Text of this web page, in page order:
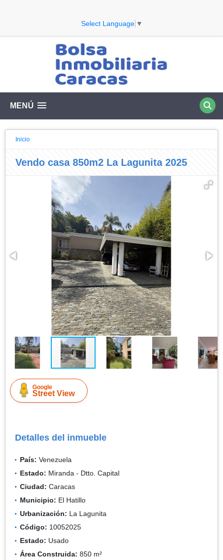
Select Language ▼
MENÚ
Inicio
Vendo casa 850m2 La Lagunita 2025
Google
Street View
Detalles del inmueble
País: Venezuela
Estado: Miranda - Dtto. Capital
Ciudad: Caracas
Municipio: El Hatillo
Urbanización: La Lagunita
Código: 10052025
Estado: Usado
Área Construida: 850 m²